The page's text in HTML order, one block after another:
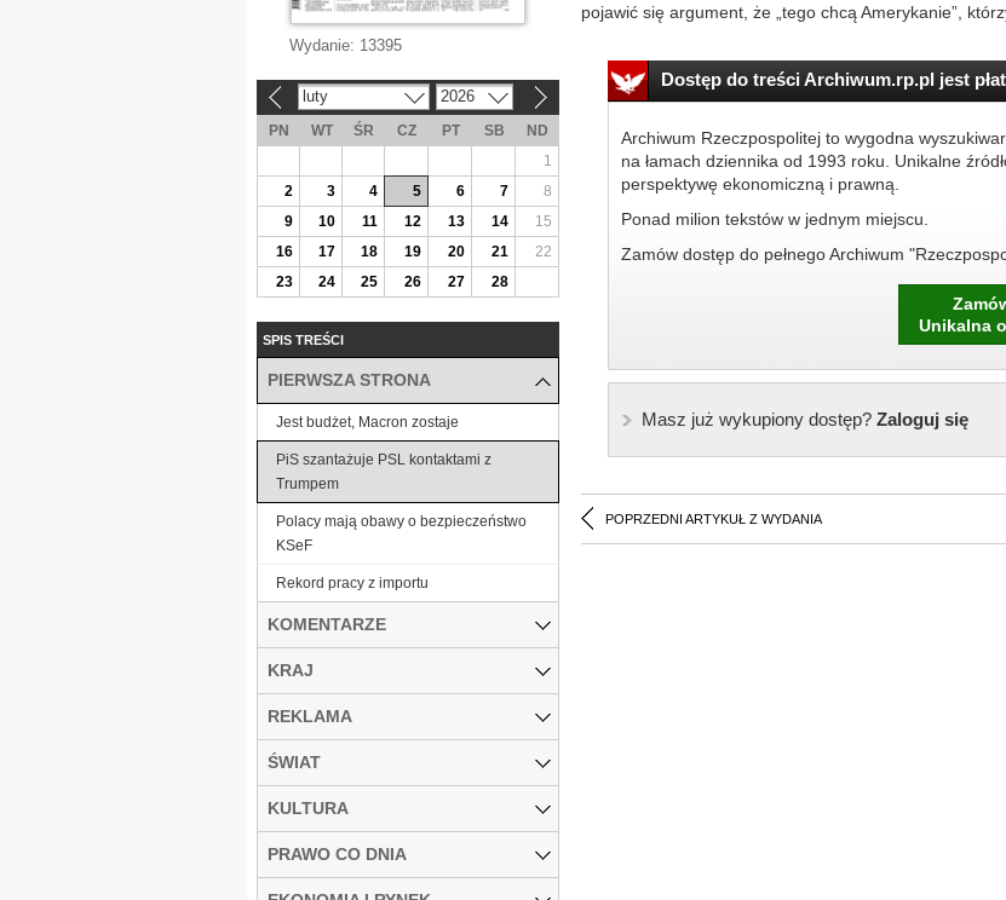
pojawić się argument, że „tego chcą Amerykanie”,
Dostęp do treści Archiwum.rp.pl jest
Archiwum Rzeczpospolitej to wygodna
na łamach dziennika od 1993 roku. Unikalne
perspektywę ekonomiczną i prawną.
Ponad milion tekstów w jednym miejscu.
Zamów dostęp do pełnego Archiwum
Unikalna
Masz już wykupiony dostęp?Zaloguj się
POPRZEDNI ARTYKUŁ Z WYDANIA
Wydanie: 13395
luty 2026
PN WT ŚR CZ PT SB
ND
1
2
3 4 5 6 7
8
9
10 11 12 13 14
15
16
17 18 19 20 21
22
23
24 25 26 27 28
SPIS TREŚCI
PIERWSZA STRONA
Jest budżet, Macron zostaje
PiS szantażuje PSL kontaktami z
Trumpem
Polacy mają obawy o bezpieczeństwo
KSeF
Rekord pracy z importu
KOMENTARZE
KRAJ
REKLAMA
ŚWIAT
KULTURA
PRAWO CO DNIA